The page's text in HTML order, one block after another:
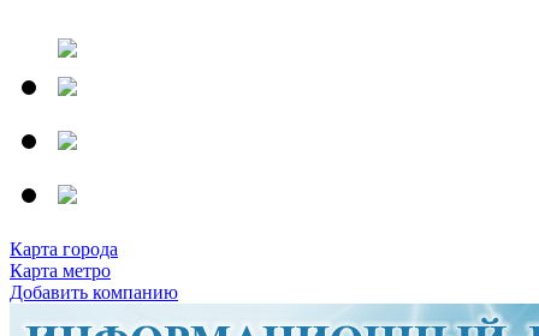
Карта города
Карта метро
Добавить компанию